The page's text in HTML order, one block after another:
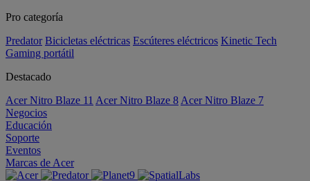
Pro categoría
Predator Bicicletas eléctricas Escúteres eléctricos Kinetic Tech
Gaming portátil
Destacado
Acer Nitro Blaze 11 Acer Nitro Blaze 8 Acer Nitro Blaze 7
Negocios
Educación
Soporte
Eventos
Marcas de Acer